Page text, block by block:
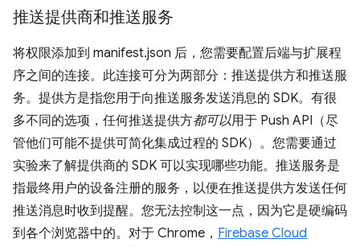
推送提供商和推送服务
将权限添加到 manifest.json 后，您需要配置后端与扩展程
序之间的连接。此连接可分为两部分：推送提供方和推送服
务。提供方是指您用于向推送服务发送消息的 SDK。有很
多不同的选项，任何推送提供方都可以用于 Push API（尽
管他们可能不提供可简化集成过程的 SDK）。您需要通过
实验来了解提供商的 SDK 可以实现哪些功能。推送服务是
指最终用户的设备注册的服务，以便在推送提供方发送任何
推送消息时收到提醒。您无法控制这一点，因为它是硬编码
到各个浏览器中的。对于 Chrome， Firebase Cloud